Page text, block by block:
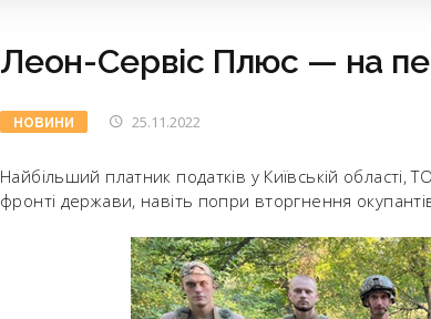
Леон-Сервіс Плюс — на
НОВИНИ 25.11.2022
Найбільший платник податків у Київській
фронті держави, навіть попри вторгнення